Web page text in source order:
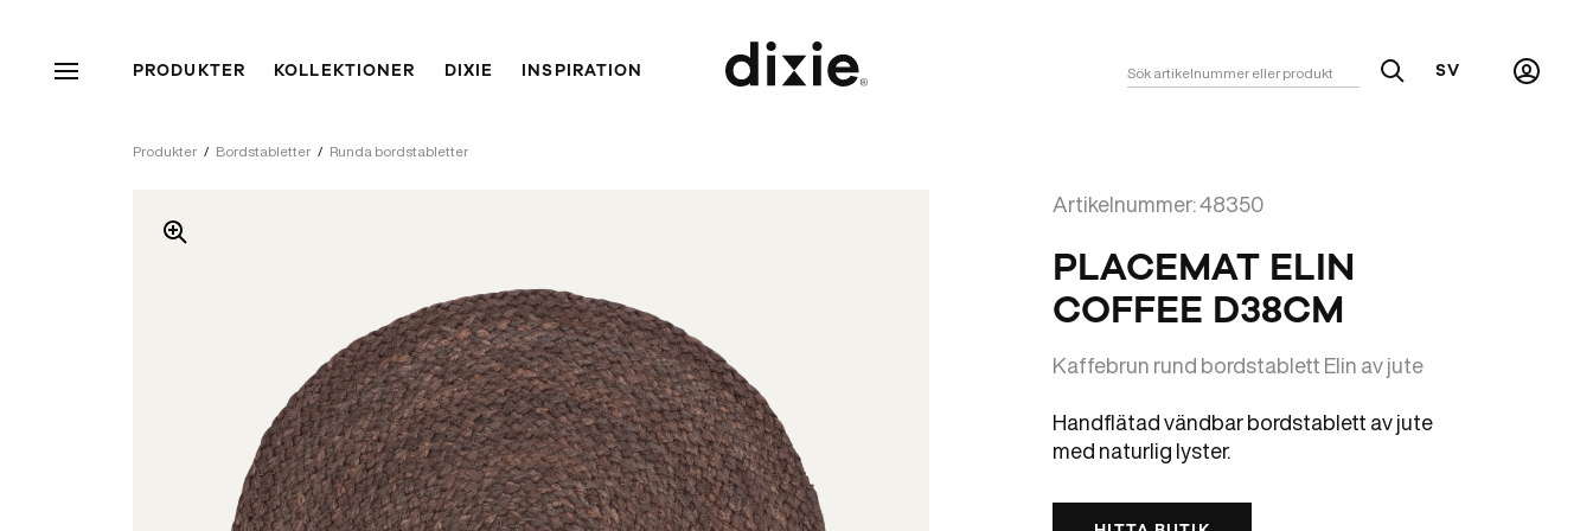
PRODUKTER KOLLEKTIONER DIXIE INSPIRATION Sök SV
Mitt
Produkter / Bordstabletter / Runda bordstabletter
Artikelnummer: 48350
PLACEMAT ELIN
COFFEE D38CM
Kaffebrun rund bordstablett Elin av jute
Handflätad vändbar bordstablett av jute
med naturlig lyster.